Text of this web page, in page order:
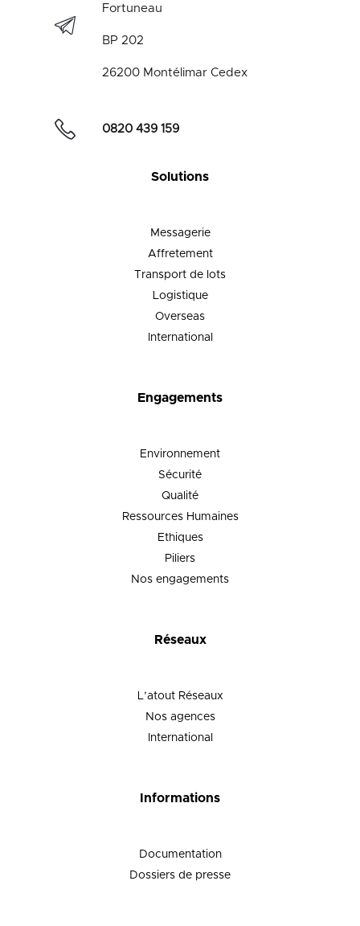
Fortuneau
BP 202
26200 Montélimar Cedex
0820 439 159
Solutions
Messagerie
Affretement
Transport de lots
Logistique
Overseas
International
Engagements
Environnement
Sécurité
Qualité
Ressources Humaines
Ethiques
Piliers
Nos engagements
Réseaux
L’atout Réseaux
Nos agences
International
Informations
Documentation
Dossiers de presse